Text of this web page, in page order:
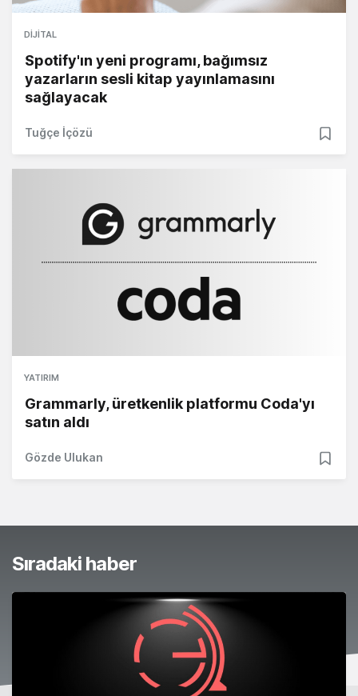
DIJITAL
Spotify'ın yeni programı, bağımsız
yazarların sesli kitap yayınlamasını
sağlayacak
Tuğçe İçözü
YATIRIM
Grammarly, üretkenlik platformu Coda'yı
satın aldı
Gözde Ulukan
Sıradaki haber